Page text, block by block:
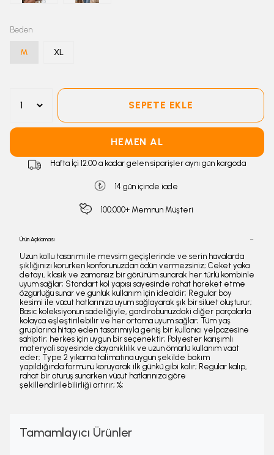
Beden
M XL
SEPETE EKLE
HEMEN AL
Hafta İçi 12:00 a kadar gelen siparişler aynı gün kargoda
14 gün içinde iade
100.000+ Memnun Müşteri
Ürün Açıklaması
Uzun kollu tasarımı ile mevsim geçişlerinde ve serin havalarda
şıklığınızı korurken konforunuzdan ödün vermezsiniz; Ceket yaka
detayı, klasik ve zamansız bir görünüm sunarak her türlü kombinle
uyum sağlar; Standart kol yapısı sayesinde rahat hareket etme
özgürlüğü sunar ve günlük kullanım için idealdir; Regular boy
kesimi ile vücut hatlarınıza uyum sağlayarak şık bir siluet oluşturur;
Basic koleksiyonun sadeliğiyle, gardırobunuzdaki diğer parçalarla
kolayca eşleştirilebilir ve her ortama uyum sağlar; Tüm yaş
gruplarına hitap eden tasarımıyla geniş bir kullanıcı yelpazesine
sahiptir; herkes için uygun bir seçenektir; Polyester karışımlı
materyali sayesinde dayanıklılık ve uzun ömürlü kullanım vaat
eder; Type 2 yıkama talimatına uygun şekilde bakım
yapıldığında formunu koruyarak ilk günkü gibi kalır; Regular kalıp,
rahat bir oturuş sunarken vücut hatlarınıza göre
şekillendirilebilirliği artırır; %;
Tamamlayıcı Ürünler